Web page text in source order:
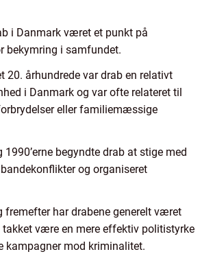
i Danmark været et punkt på
bekymring i samfundet.
20. århundrede var drab en relativt
i Danmark og var ofte relateret til
eller familiemæssige
1990’erne begyndte drab at stige med
og organiseret
fremefter har drabene generelt været
takket være en mere effektiv politistyrke
kampagner mod kriminalitet.